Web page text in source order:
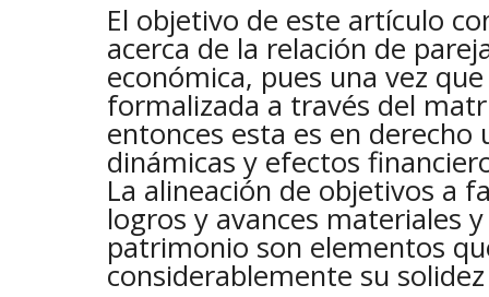
El objetivo de este artículo
acerca de la relación de
económica, pues una vez
formalizada a través del
entonces esta es en derecho
dinámicas y efectos
La alineación de objetivos a
logros y avances materiales
patrimonio son elementos
considerablemente su